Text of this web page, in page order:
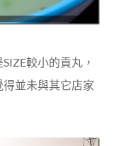
較小的貢丸，
得並未與其它店家